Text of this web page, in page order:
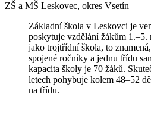
ZŠ a MŠ Leskovec, okres Vsetín
Základní škola v Leskovci je
poskytuje vzdělání žákům 1.–5.
jako trojtřídní škola, to
spojené ročníky a jednu třídu
kapacita školy je 70 žáků.
letech pohybuje kolem 48–52
na třídu.